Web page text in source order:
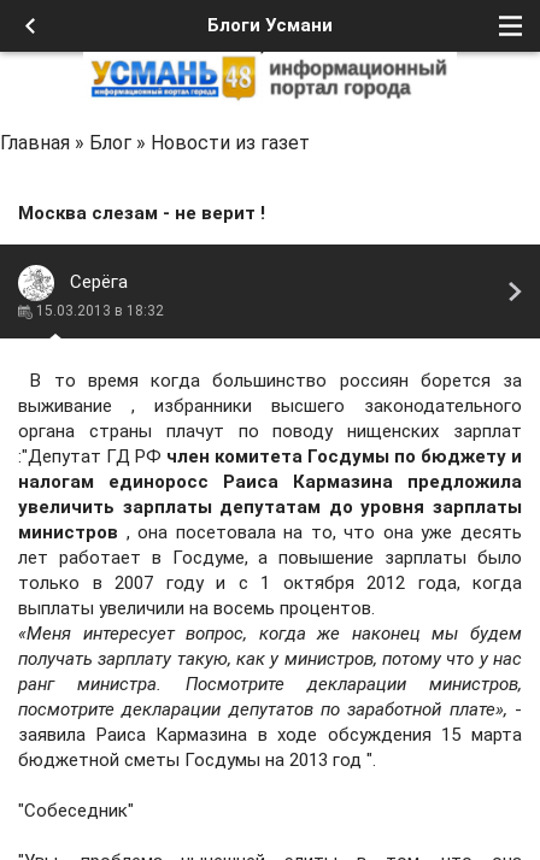
Блоги Усмани
Главная » Блог » Новости из газет
Москва слезам - не верит !
Серёга
15.03.2013 в 18:32
В то время когда большинство россиян борется за
выживание , избранники высшего законодательного
органа страны плачут по поводу нищенских зарплат
:"Депутат ГД РФ член комитета Госдумы по бюджету и
налогам единоросс Раиса Кармазина предложила
увеличить зарплаты депутатам до уровня зарплаты
министров , она посетовала на то, что она уже десять
лет работает в Госдуме, а повышение зарплаты было
только в 2007 году и с 1 октября 2012 года, когда
выплаты увеличили на восемь процентов.
«Меня интересует вопрос, когда же наконец мы будем
получать зарплату такую, как у министров, потому что у нас
ранг министра. Посмотрите декларации министров,
посмотрите декларации депутатов по заработной плате», -
заявила Раиса Кармазина в ходе обсуждения 15 марта
бюджетной сметы Госдумы на 2013 год ".
"Собеседник"